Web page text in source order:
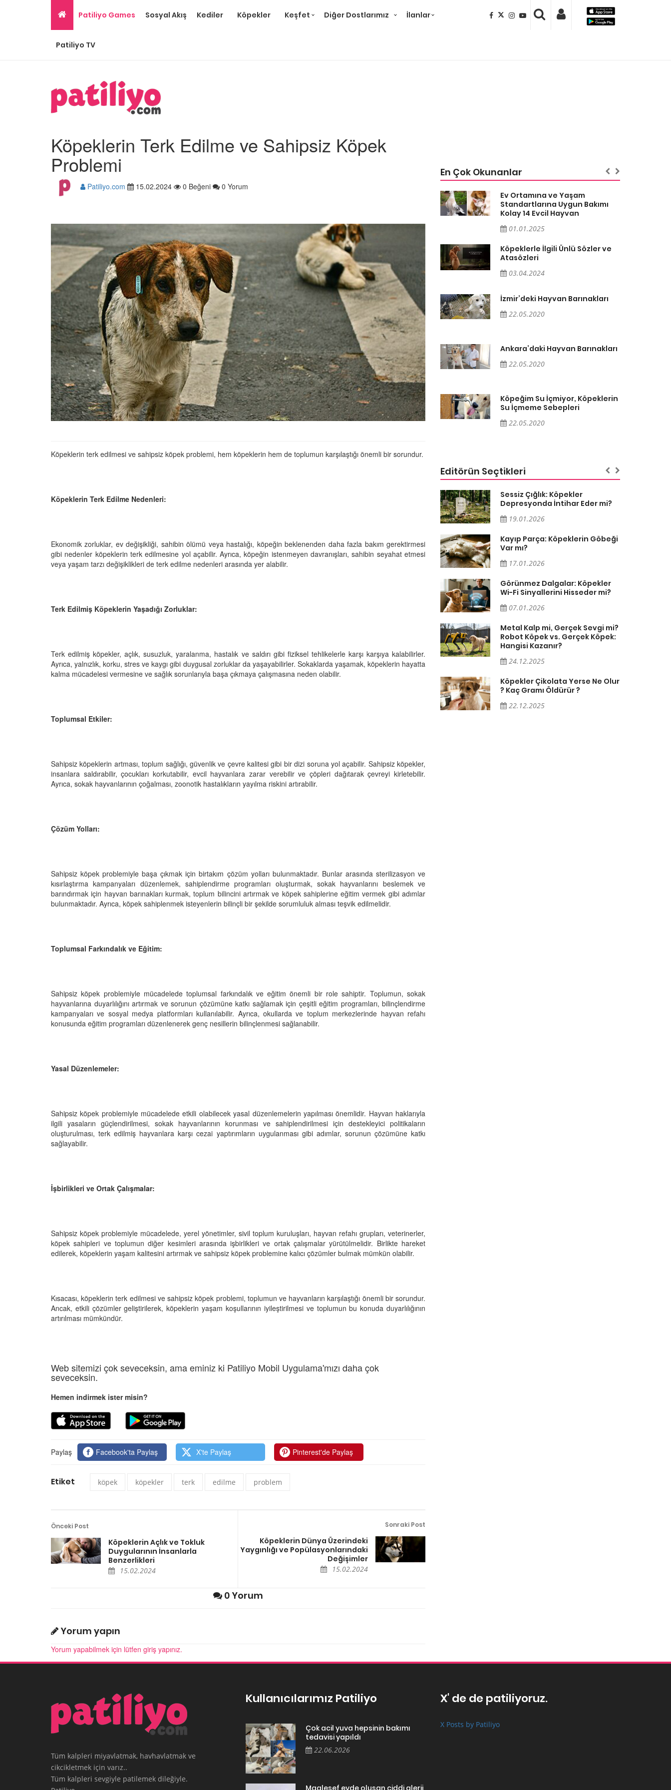
Patiliyo Games Sosyal Akış Kediler Köpekler Keşfet Diğer Dostlarımız İlanlar
Patiliyo TV
Köpeklerin Terk Edilme ve Sahipsiz Köpek
Problemi
Patiliyo.com 15.02.2024 0 Beğeni 0 Yorum
Köpeklerin terk edilmesi ve sahipsiz köpek problemi, hem köpeklerin hem de toplumun karşılaştığı önemli bir sorundur.
Köpeklerin Terk Edilme Nedenleri:
Ekonomik zorluklar, ev değişikliği, sahibin ölümü veya hastalığı, köpeğin beklenenden daha fazla bakım gerektirmesi
gibi nedenler köpeklerin terk edilmesine yol açabilir. Ayrıca, köpeğin istenmeyen davranışları, sahibin seyahat etmesi
veya yaşam tarzı değişiklikleri de terk edilme nedenleri arasında yer alabilir.
Terk Edilmiş Köpeklerin Yaşadığı Zorluklar:
Terk edilmiş köpekler, açlık, susuzluk, yaralanma, hastalık ve saldırı gibi fiziksel tehlikelerle karşı karşıya kalabilirler.
Ayrıca, yalnızlık, korku, stres ve kaygı gibi duygusal zorluklar da yaşayabilirler. Sokaklarda yaşamak, köpeklerin hayatta
kalma mücadelesi vermesine ve sağlık sorunlarıyla başa çıkmaya çalışmasına neden olabilir.
Toplumsal Etkiler:
Sahipsiz köpeklerin artması, toplum sağlığı, güvenlik ve çevre kalitesi gibi bir dizi soruna yol açabilir. Sahipsiz köpekler,
insanlara saldırabilir, çocukları korkutabilir, evcil hayvanlara zarar verebilir ve çöpleri dağıtarak çevreyi kirletebilir.
Ayrıca, sokak hayvanlarının çoğalması, zoonotik hastalıkların yayılma riskini artırabilir.
Çözüm Yolları:
Sahipsiz köpek problemiyle başa çıkmak için birtakım çözüm yolları bulunmaktadır. Bunlar arasında sterilizasyon ve
kısırlaştırma kampanyaları düzenlemek, sahiplendirme programları oluşturmak, sokak hayvanlarını beslemek ve
barındırmak için hayvan barınakları kurmak, toplum bilincini artırmak ve köpek sahiplerine eğitim vermek gibi adımlar
bulunmaktadır. Ayrıca, köpek sahiplenmek isteyenlerin bilinçli bir şekilde sorumluluk alması teşvik edilmelidir.
Toplumsal Farkındalık ve Eğitim:
Sahipsiz köpek problemiyle mücadelede toplumsal farkındalık ve eğitim önemli bir role sahiptir. Toplumun, sokak
hayvanlarına duyarlılığını artırmak ve sorunun çözümüne katkı sağlamak için çeşitli eğitim programları, bilinçlendirme
kampanyaları ve sosyal medya platformları kullanılabilir. Ayrıca, okullarda ve toplum merkezlerinde hayvan refahı
konusunda eğitim programları düzenlenerek genç nesillerin bilinçlenmesi sağlanabilir.
Yasal Düzenlemeler:
Sahipsiz köpek problemiyle mücadelede etkili olabilecek yasal düzenlemelerin yapılması önemlidir. Hayvan haklarıyla
ilgili yasaların güçlendirilmesi, sokak hayvanlarının korunması ve sahiplendirilmesi için destekleyici politikaların
oluşturulması, terk edilmiş hayvanlara karşı cezai yaptırımların uygulanması gibi adımlar, sorunun çözümüne katkı
sağlayabilir.
İşbirlikleri ve Ortak Çalışmalar:
Sahipsiz köpek problemiyle mücadelede, yerel yönetimler, sivil toplum kuruluşları, hayvan refahı grupları, veterinerler,
köpek sahipleri ve toplumun diğer kesimleri arasında işbirlikleri ve ortak çalışmalar yürütülmelidir. Birlikte hareket
edilerek, köpeklerin yaşam kalitesini artırmak ve sahipsiz köpek problemine kalıcı çözümler bulmak mümkün olabilir.
Kısacası, köpeklerin terk edilmesi ve sahipsiz köpek problemi, toplumun ve hayvanların karşılaştığı önemli bir sorundur.
Ancak, etkili çözümler geliştirilerek, köpeklerin yaşam koşullarının iyileştirilmesi ve toplumun bu konuda duyarlılığının
artırılması mümkündür.
Web sitemizi çok seveceksin, ama eminiz ki Patiliyo Mobil Uygulama'mızı daha çok
seveceksin.
Hemen indirmek ister misin?
Paylaş Facebook'ta Paylaş X'te Paylaş Pinterest'de Paylaş
Etiket köpek köpekler terk edilme problem
Önceki Post
Köpeklerin Açlık ve Tokluk
Duygularının İnsanlarla
Benzerlikleri
15.02.2024
Sonraki Post
Köpeklerin Dünya Üzerindeki
Yaygınlığı ve Popülasyonlarındaki
Değişimler
15.02.2024
0 Yorum
Yorum yapın
Yorum yapabilmek için lütfen giriş yapınız.
En Çok Okunanlar
Köpeklerle İlgili Ünlü Sözler ve
Atasözleri
03.04.2024
İzmir’deki Hayvan Barınakları
22.05.2020
Ankara’daki Hayvan Barınakları
22.05.2020
Köpeğim Su İçmiyor, Köpeklerin
Su İçmeme Sebepleri
22.05.2020
01.01.2025
Köpeklerle İlgili Ünlü Sözler ve
Atasözleri
03.04.2024
İzmir’deki Hayvan Barınakları
22.05.2020
Ankara’daki Hayvan Barınakları
22.05.2020
Köpeğim Su İçmiyor, Köpeklerin
Su İçmeme Sebepleri
22.05.2020
Ev Ortamına ve Yaşam
Standartlarına Uygun Bakımı
Kolay 14 Evcil Hayvan
01.01.2025
Köpeklerle İlgili Ünlü Sözler ve
Atasözleri
03.04.2024
İzmir’deki Hayvan Barınakları
22.05.2020
Ankara’daki Hayvan Barınakları
22.05.2020
Köpeğim Su İçmiyor, Köpeklerin
Su İçmeme Sebepleri
22.05.2020
Editörün Seçtikleri
Neler
Ayrılık Anksiyetesi:
Köpeklerden İnsanlara
Geçebilen Parazitler: Kapsamlı
Çiftlik Kültürü: “Çoban
Köpeklerinin Sürülerdeki
Vazgeçilmez Rolü”
Görevleri: Savaş Meydanlarının
Köpek Sağlığı: “Köpeklerde
Kulak İltihabı: Belirtileri ve
Tedavi Yöntemleri”
Köpeğinizle Spor Yapmanın
Yolları
Zeka Geliştirici Oyunlar”
09.10.2025
Sessiz Çığlık: Köpekler
Depresyonda İntihar Eder mi?
19.01.2026
Kayıp Parça: Köpeklerin Göbeği
Var mı?
17.01.2026
Görünmez Dalgalar: Köpekler
Wi-Fi Sinyallerini Hisseder mi?
07.01.2026
Metal Kalp mi, Gerçek Sevgi mi?
Robot Köpek vs. Gerçek Köpek:
Hangisi Kazanır?
24.12.2025
Köpekler Çikolata Yerse Ne Olur
? Kaç Gramı Öldürür ?
22.12.2025
Tüm kalpleri miyavlatmak, havhavlatmak ve
cikcikletmek için varız..
Tüm kalpleri sevgiyle patilemek dileğiyle.
Kullanıcılarımız Patiliyo
Çok acil yuva hepsinin bakımı
tedavisi yapıldı
22.06.2026
Maalesef evde oluşan ciddi alerji
X' de de patiliyoruz.
X Posts by Patiliyo